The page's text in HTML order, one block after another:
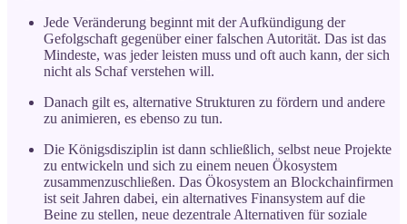
Jede Veränderung beginnt mit der Aufkündigung der
Gefolgschaft gegenüber einer falschen Autorität. Das ist das
Mindeste, was jeder leisten muss und oft auch kann, der sich
nicht als Schaf verstehen will.
Danach gilt es, alternative Strukturen zu fördern und andere
zu animieren, es ebenso zu tun.
Die Königsdisziplin ist dann schließlich, selbst neue Projekte
zu entwickeln und sich zu einem neuen Ökosystem
zusammenzuschließen. Das Ökosystem an Blockchainfirmen
ist seit Jahren dabei, ein alternatives Finansystem auf die
Beine zu stellen, neue dezentrale Alternativen für soziale